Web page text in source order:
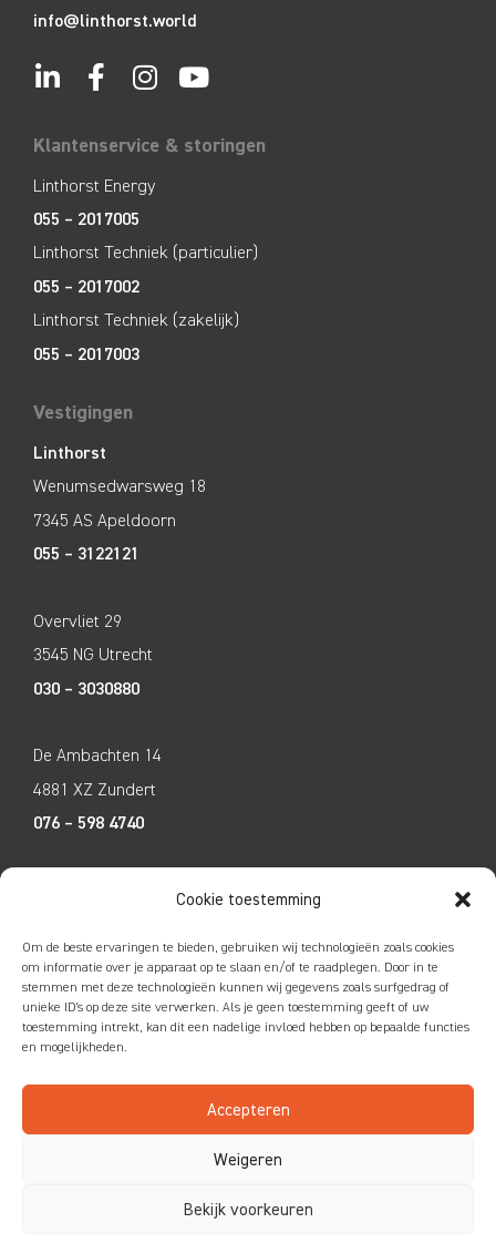
Cookie toestemming
Om de beste ervaringen te bieden, gebruiken wij technologieën zoals cookies
om informatie over je apparaat op te slaan en/of te raadplegen. Door in te
stemmen met deze technologieën kunnen wij gegevens zoals surfgedrag of
unieke ID's op deze site verwerken. Als je geen toestemming geeft of uw
toestemming intrekt, kan dit een nadelige invloed hebben op bepaalde functies
en mogelijkheden.
Accepteren
Weigeren
Bekijk voorkeuren
info@linthorst.world
Klantenservice & storingen
Linthorst Energy
055 – 2017005
Linthorst Techniek (particulier)
055 – 2017002
Linthorst Techniek (zakelijk)
055 – 2017003
Vestigingen
Linthorst
Wenumsedwarsweg 18
7345 AS Apeldoorn
055 – 3122121
Overvliet 29
3545 NG Utrecht
030 – 3030880
De Ambachten 14
4881 XZ Zundert
076 – 598 4740
6365 ET Schinnen
046 – 4752585
Disclaimer